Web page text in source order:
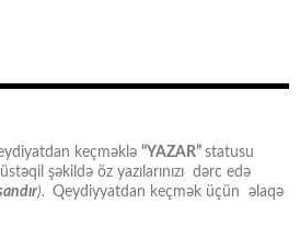
keçməklə “YAZAR” statusu
şəkildə öz yazılarınızı dərc edə
). Qeydiyyatdan keçmək üçün əlaqə